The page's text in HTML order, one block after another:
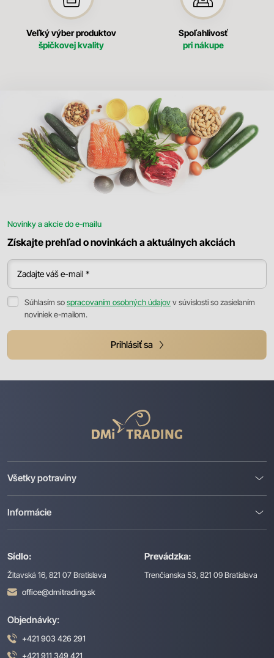
Veľký výber produktov
špičkovej kvality
Spoľahlivosť
pri nákupe
Novinky a akcie do e-mailu
Získajte prehľad o novinkách a aktuálnych akciách
Zadajte váš e-mail *
Súhlasím sospracovaním osobných údajovv súvislosti so zasielaním
noviniek e-mailom.
Prihlásiť sa
Trading
Sídlo:
Žitavská 16, 821 07 Bratislava
office@dmitrading.sk
Prevádzka:
Trenčianska 53, 821 09 Bratislava
Všetky potraviny
Informácie
Objednávky:
+421 903 426 291
+421 911 349 421